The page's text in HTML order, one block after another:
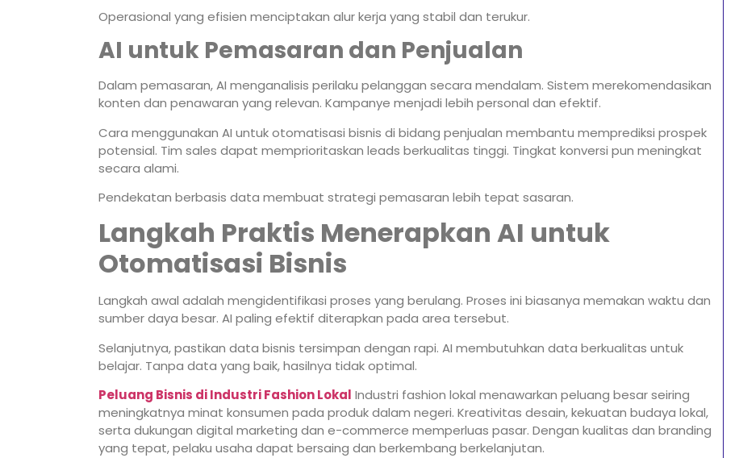
Operasional yang efisien menciptakan alur kerja yang stabil dan terukur.
AI untuk Pemasaran dan Penjualan
Dalam pemasaran, AI menganalisis perilaku pelanggan secara mendalam. Sistem merekomendasikan
konten dan penawaran yang relevan. Kampanye menjadi lebih personal dan efektif.
Cara menggunakan AI untuk otomatisasi bisnis di bidang penjualan membantu memprediksi prospek
potensial. Tim sales dapat memprioritaskan leads berkualitas tinggi. Tingkat konversi pun meningkat
secara alami.
Pendekatan berbasis data membuat strategi pemasaran lebih tepat sasaran.
Langkah Praktis Menerapkan AI untuk
Otomatisasi Bisnis
Langkah awal adalah mengidentifikasi proses yang berulang. Proses ini biasanya memakan waktu dan
sumber daya besar. AI paling efektif diterapkan pada area tersebut.
Selanjutnya, pastikan data bisnis tersimpan dengan rapi. AI membutuhkan data berkualitas untuk
belajar. Tanpa data yang baik, hasilnya tidak optimal.
Peluang Bisnis di Industri Fashion Lokal Industri fashion lokal menawarkan peluang besar seiring
meningkatnya minat konsumen pada produk dalam negeri. Kreativitas desain, kekuatan budaya lokal,
serta dukungan digital marketing dan e-commerce memperluas pasar. Dengan kualitas dan branding
yang tepat, pelaku usaha dapat bersaing dan berkembang berkelanjutan.